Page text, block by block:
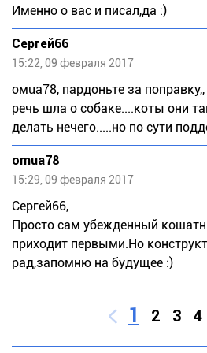
Именно о вас и писал,да :)
Сергей66
15:22, 09 февраля 2017
омuа78, пардоньте за
речь шла о собаке....коты они
делать нечего.....но по сути
omua78
15:29, 09 февраля 2017
Сергей66,
Просто сам убежденный
приходит первыми.Но
рад,запомню на будущее :)
1 2 3 4